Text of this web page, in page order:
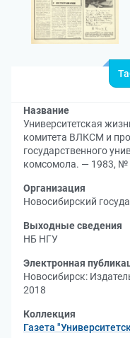
Название
Университетская
комитета ВЛКСМ и
государственного
комсомола. — 1983, №
Организация
Новосибирский
Выходные сведения
НБ НГУ
Электронная
Новосибирск:
2018
Коллекция
Газета